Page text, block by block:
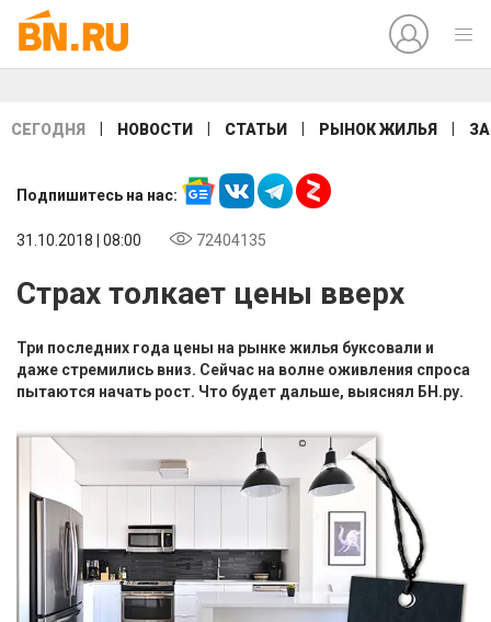
СЕГОДНЯ НОВОСТИ СТАТЬИ РЫНОК ЖИЛЬЯ
Подпишитесь на нас:
31.10.2018 | 08:00 72404135
Страх толкает цены вверх
Три последних года цены на рынке жилья буксовали и
даже стремились вниз. Сейчас на волне оживления спроса
пытаются начать рост. Что будет дальше, выяснял БН.ру.